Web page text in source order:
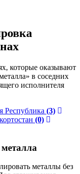
которые оказывают
в соседних
исполнителя
Республика (3)
(0)
металлы без